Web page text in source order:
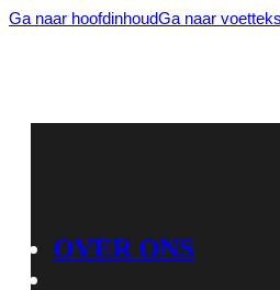
Ga naar hoofdinhoudGa naar
OVER ONS